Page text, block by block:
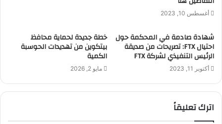
أغسطس 10, 2023
شهادة صادمة في المحكمة حول
احتيال FTX: تصريحات من صديقة
الرئيس التنفيذي لشركة FTX
أكتوبر 11, 2023
خطة جديدة لحماية محافظ
بيتكوين من تهديدات الحوسبة
الكمية
مايو 2, 2026
اترك تعليقاً